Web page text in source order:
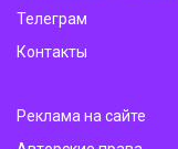
Телеграм
Контакты
Реклама на сайте